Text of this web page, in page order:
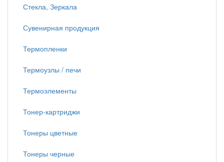
Стекла, Зеркала
Сувенирная продукция
Термопленки
Термоузлы / печи
Термоэлементы
Тонер-картриджи
Тонеры цветные
Тонеры черные